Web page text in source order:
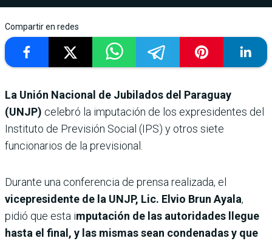
Compartir en redes
La Unión Nacional de Jubilados del Paraguay
(UNJP) celebró la imputación de los expresidentes del
Instituto de Previsión Social (IPS) y otros siete
funcionarios de la previsional.
Durante una conferencia de prensa realizada, el
vicepresidente de la UNJP, Lic. Elvio Brun Ayala,
pidió que esta imputación de las autoridades llegue
hasta el final, y las mismas sean condenadas y que